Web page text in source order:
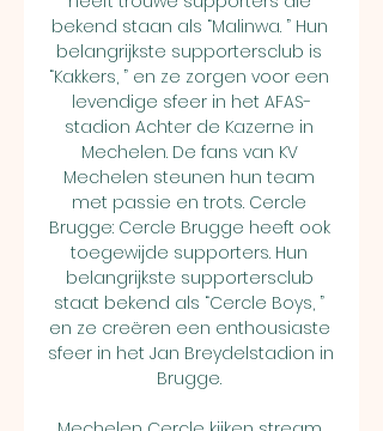
bekend staan als “Malinwa. ” Hun
belangrijkste supportersclub is
“Kakkers, ” en ze zorgen voor een
levendige sfeer in het AFAS-
stadion Achter de Kazerne in
Mechelen. De fans van KV
Mechelen steunen hun team
met passie en trots. Cercle
Brugge: Cercle Brugge heeft ook
toegewijde supporters. Hun
belangrijkste supportersclub
staat bekend als “Cercle Boys, ”
en ze creëren een enthousiaste
sfeer in het Jan Breydelstadion in
Brugge.